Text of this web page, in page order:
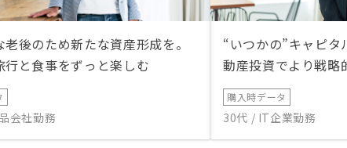
後のため新たな資産形成を。
行と食事をずっと楽しむ
会社勤務
“いつかの”キャピ
動産投資でより戦略
購入時データ
30代 / IT企業勤務